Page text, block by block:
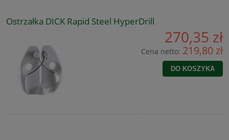
Ostrzałka DICK Rapid Steel HyperDrill
270,35 zł
Cena netto: 219,80 zł
DO KOSZYKA